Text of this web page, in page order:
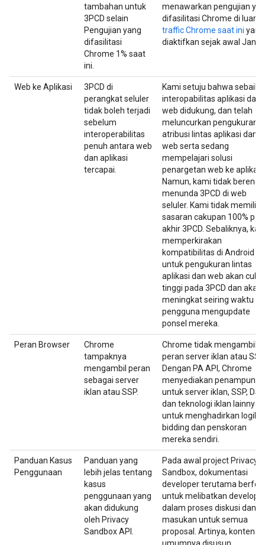
tambahan untuk
3PCD selain
Pengujian yang
difasilitasi
Chrome 1% saat
ini.
menawarkan pengujian
difasilitasi Chrome di luar
traffic Chrome saat ini yang
diaktifkan sejak awal
Web ke Aplikasi
3PCD di
perangkat seluler
tidak boleh terjadi
sebelum
interoperabilitas
penuh antara web
dan aplikasi
tercapai.
Kami setuju bahwa
interopabilitas aplikasi dan
web didukung, dan telah
meluncurkan pengukuran
atribusi lintas aplikasi dan
web serta sedang
mempelajari solusi
penargetan web ke aplikasi.
Namun, kami tidak
menunda 3PCD di web
seluler. Kami tidak memiliki
sasaran cakupan 100%
akhir 3PCD. Sebaliknya,
memperkirakan
kompatibilitas di Android
untuk pengukuran lintas
aplikasi dan web akan
tinggi pada 3PCD dan akan
meningkat seiring waktu
pengguna mengupdate
ponsel mereka.
Peran Browser
Chrome
tampaknya
mengambil peran
sebagai server
iklan atau SSP.
Chrome tidak mengambil
peran server iklan atau SSP.
Dengan PA API, Chrome
menyediakan penampung
untuk server iklan, SSP,
dan teknologi iklan lainnya
untuk menghadirkan logika
bidding dan penskoran
mereka sendiri.
Panduan Kasus
Penggunaan
Panduan yang
lebih jelas tentang
kasus
penggunaan yang
akan didukung
oleh Privacy
Sandbox API.
Pada awal project Privacy
Sandbox, dokumentasi
developer terutama
untuk melibatkan
dalam proses diskusi dan
masukan untuk semua
proposal. Artinya, konten
umumnya disusun